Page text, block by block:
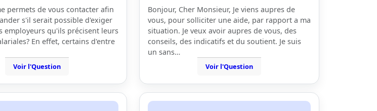
permets de vous contacter afin
s'il serait possible d'exiger
employeurs qu'ils précisent leurs
En effet, certains d'entre
Voir l'Question
Bonjour, Cher Monsieur, Je viens aupres de
vous, pour solliciter une aide, par rapport a ma
situation. Je veux avoir aupres de vous, des
conseils, des indicatifs et du soutient. Je suis
un sans…
Voir l'Question